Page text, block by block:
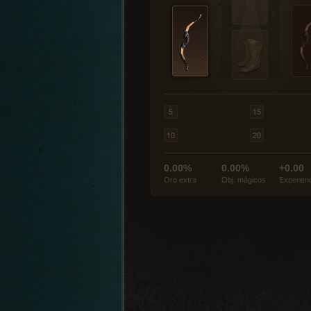
0.00%
Oro extra
0.00%
Obj. mágicos
+0.00